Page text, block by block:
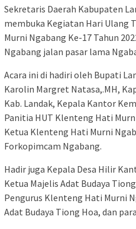
Sekretaris Daerah Kabupaten
membuka Kegiatan Hari Ulang
Murni Ngabang Ke-17 Tahun
Ngabang jalan pasar lama
Acara ini di hadiri oleh Bupati
Karolin Margret Natasa,.MH,
Kab. Landak, Kepala Kantor
Panitia HUT Klenteng Hati
Ketua Klenteng Hati Murni
Forkopimcam Ngabang.
Hadir juga Kepala Desa Hilir
Ketua Majelis Adat Budaya
Pengurus Klenteng Hati Murni
Adat Budaya Tiong Hoa, dan